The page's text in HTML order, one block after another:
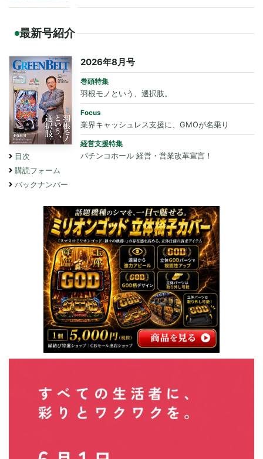
最新号紹介
目次
購読フォーム
バックナンバー
2026年8月号
巻頭特集
羽根モノという、選択肢。
Focus
業界キャッシュレス支援に、GMOが名乗り
経営支援特集
パチンコホール 経営・営業改革宣言！